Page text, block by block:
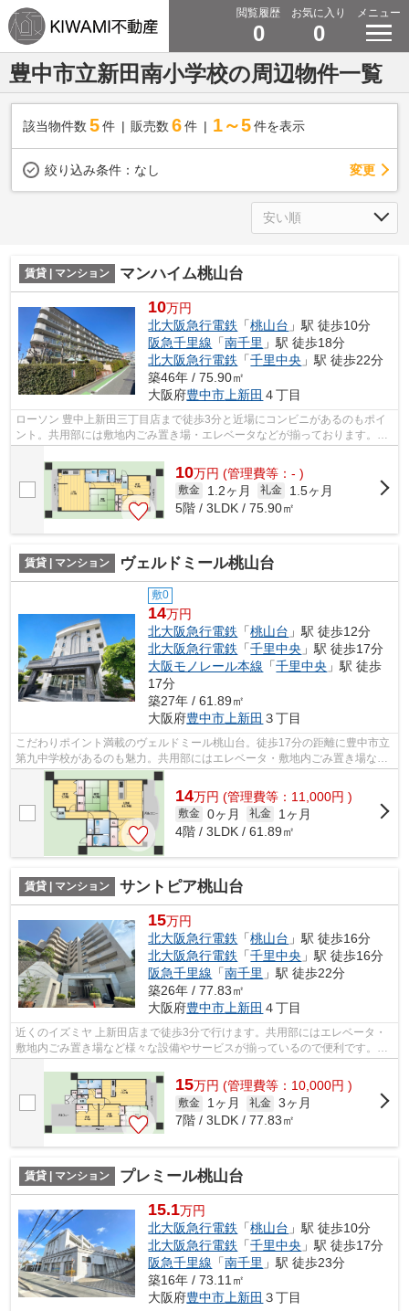
閲覧履歴
0
お気に入り
0
メニュー
豊中市立新田南小学校の周辺物件一覧
該当物件数 5件 販売数 6 件 1～5 件を表示
絞り込み条件： なし 変更
賃貸 | マンション マンハイム桃山台
10万円
北大阪急行電鉄 「桃山台 」駅 徒歩10分
阪急千里線 「南千里 」駅 徒歩18分
北大阪急行電鉄 「千里中央 」駅 徒歩22分
築46年 / 75.90㎡
大阪府豊中市上新田 ４丁目
ローソン 豊中上新田三丁目店まで徒歩3分と近場にコンビニがあるのもポイ
ント。共用部には敷地内ごみ置き場・エレベータなどが揃っております。物
10万円 (管理費等：- )
敷金 1.2ヶ月 礼金
1.5ヶ月
5階 / 3LDK / 75.90㎡
賃貸 | マンション ヴェルドミール桃山台
敷0
14万円
北大阪急行電鉄 「桃山台 」駅 徒歩12分
北大阪急行電鉄 「千里中央 」駅 徒歩17分
大阪モノレール本線 「千里中央 」駅 徒歩
17分
築27年 / 61.89㎡
大阪府豊中市 上新田 ３丁目
こだわりポイント満載のヴェルドミール桃山台。徒歩17分の距離に豊中市立
第九中学校があるのも魅力。共用部にはエレベータ・敷地内ごみ置き場など
が揃っております。防犯対策もバッチ...
14万円 (管理費等：11,000円 )
敷金 0ヶ月 礼金
1ヶ月
4階 / 3LDK / 61.89㎡
賃貸 | マンション サントピア桃山台
15万円
北大阪急行電鉄 「桃山台 」駅 徒歩16分
北大阪急行電鉄 「千里中央 」駅 徒歩16分
阪急千里線 「南千里 」駅 徒歩22分
築26年 / 77.83㎡
大阪府豊中市 上新田 ４丁目
近くのイズミヤ 上新田店まで徒歩3分で行けます。共用部にはエレベータ・
敷地内ごみ置き場など様々な設備やサービスが揃っているので便利です。こ
15万円 (管理費等：10,000円 )
敷金 1ヶ月 礼金 3ヶ月
7階 / 3LDK / 77.83㎡
賃貸 | マンション プレミール桃山台
15.1万円
北大阪急行電鉄 「桃山台 」駅 徒歩10分
北大阪急行電鉄 「千里中央 」駅 徒歩17分
阪急千里線 「南千里 」駅 徒歩23分
築16年 / 73.11㎡
大阪府豊中市 上新田 ３丁目